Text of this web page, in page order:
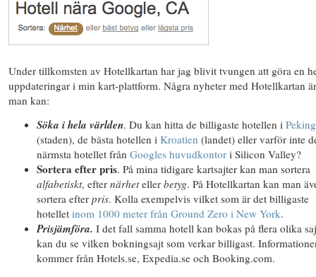
Under tillkomsten av Hotellkartan har jag blivit tvungen att göra en
uppdateringar i min kart-plattform. Några nyheter med Hotellkartan
man kan:
Söka ihela världen. Du kan hitta de billigaste hotellen i Peking
(staden), de bästa hotellen i Kroatien (landet) eller varför inte
närmsta hotellet från Googles huvudkontor i Silicon Valley?
Sortera efter pris. På mina tidigare kartsajter kan man sortera
alfabetiskt, efter närheteller betyg. På Hotellkartan kan man
sortera efter pris. Kolla exempelvis vilket som är det billigaste
hotellet inom 1000 meter från Ground Zero i New York.
Prisjämföra. I det fall samma hotell kan bokas på flera olika
kan du se vilken bokningsajt som verkar billigast.
kommer från Hotels.se, Expedia.se och Booking.com.